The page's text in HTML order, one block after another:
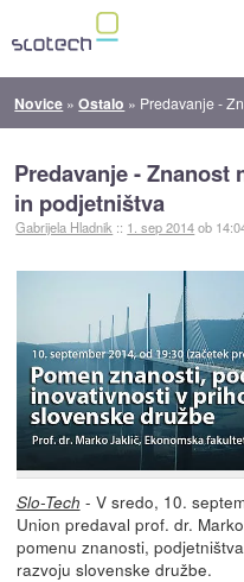
Novice »Ostalo » Predavanje -
Predavanje - Znanost
in podjetništva
Gabrijela Hladnik :: 1. sep 2014ob
Slo-Tech - V sredo, 10.
Union predaval prof. dr.
pomenu znanosti,
razvoju slovenske družbe.